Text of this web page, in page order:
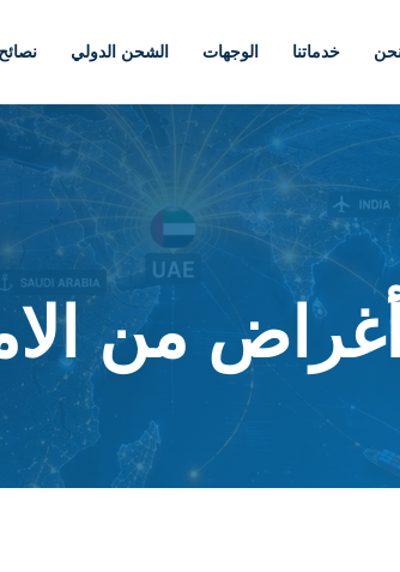
خدماتنا الوجهات الشحن الدولي
من